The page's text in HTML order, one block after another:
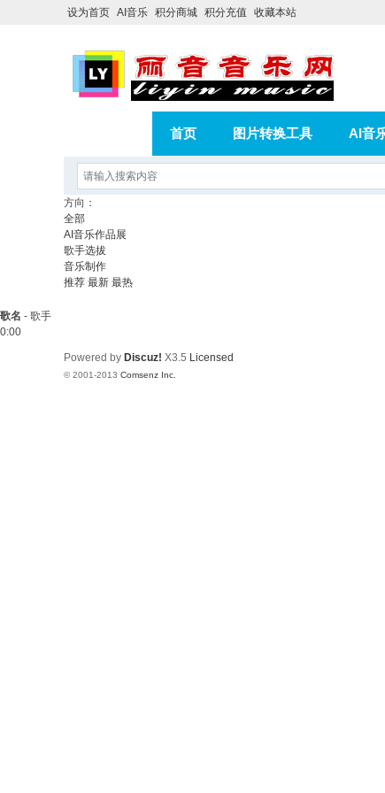
设为首页 AI音乐 积分商城 积分充值 收藏本站
首页 图片转换工具 AI音
方向：
全部
AI音乐作品展
歌手选拔
音乐制作
推荐 最新 最热
歌名 - 歌手
0:00
Powered by Discuz! X3.5 Licensed
© 2001-2013 Comsenz Inc.